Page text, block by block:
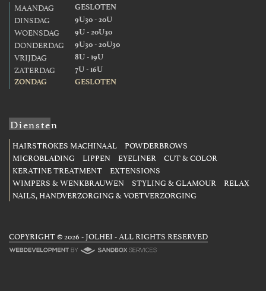
MAANDAG GESLOTEN
DINSDAG 9U30 - 20U
WOENSDAG 9U - 20U30
DONDERDAG 9U30 - 20U30
VRIJDAG 8U - 19U
ZATERDAG
7U - 16U
ZONDAG
GESLOTEN
Diensten
HAIRSTROKES MACHINAAL
POWDERBROWS
MICROBLADING
LIPPEN EYELINER
CUT & COLOR
KERATINE TREATMENT
EXTENSIONS
WIMPERS & WENKBRAUWEN
STYLING & GLAMOUR
RELAX
NAILS, HANDVERZORGING & VOETVERZORGING
COPYRIGHT © 2026 - JOLHEI - ALL RIGHTS RESERVED